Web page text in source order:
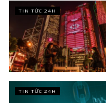
TIN TỨC 24H
TIN TỨC 24H